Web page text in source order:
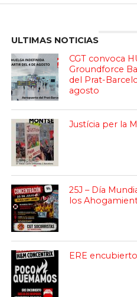
ULTIMAS NOTICIAS
CGT convoca
Groundforce
del Prat-
agosto
Justícia per la
25J – Día
los
ERE